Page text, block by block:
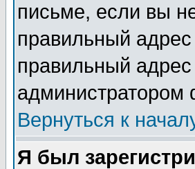
письме, если вы
правильный
правильный
администратором
Вернуться к
Я был